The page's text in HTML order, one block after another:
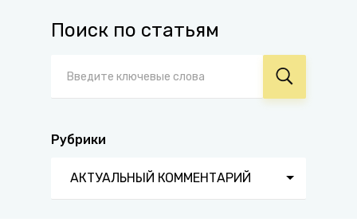
Поиск по статьям
Рубрики
АКТУАЛЬНЫЙ КОММЕНТАРИЙ